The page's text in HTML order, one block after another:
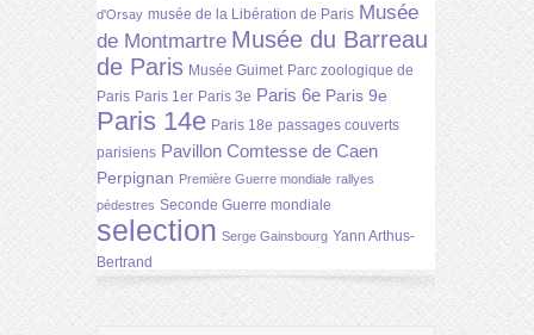
d'Orsay musée de la Libération de Paris Musée
de Montmartre Musée du Barreau
de Paris Musée Guimet Parc zoologique de
Paris Paris 1er Paris 3e Paris 6e Paris 9e
Paris 14e Paris 18e passages couverts
parisiens Pavillon Comtesse de Caen
Perpignan Première Guerre mondiale rallyes
pédestres Seconde Guerre mondiale
selection Serge Gainsbourg Yann Arthus-
Bertrand